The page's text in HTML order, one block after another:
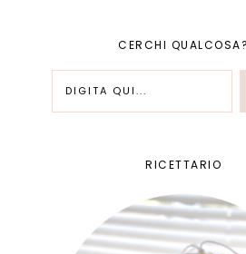
CERCHI QUALCOSA?
RICETTARIO